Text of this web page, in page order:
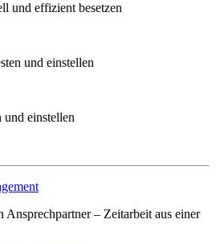
und effizient besetzen
und einstellen
und einstellen
Ansprech­partner – Zeitarbeit aus einer